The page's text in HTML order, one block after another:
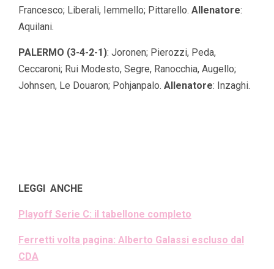
Francesco; Liberali, Iemmello; Pittarello. Allenatore:
Aquilani.
PALERMO (3-4-2-1): Joronen; Pierozzi, Peda,
Ceccaroni; Rui Modesto, Segre, Ranocchia, Augello;
Johnsen, Le Douaron; Pohjanpalo. Allenatore: Inzaghi.
LEGGI ANCHE
Playoff Serie C: il tabellone completo
Ferretti volta pagina: Alberto Galassi escluso dal
CDA